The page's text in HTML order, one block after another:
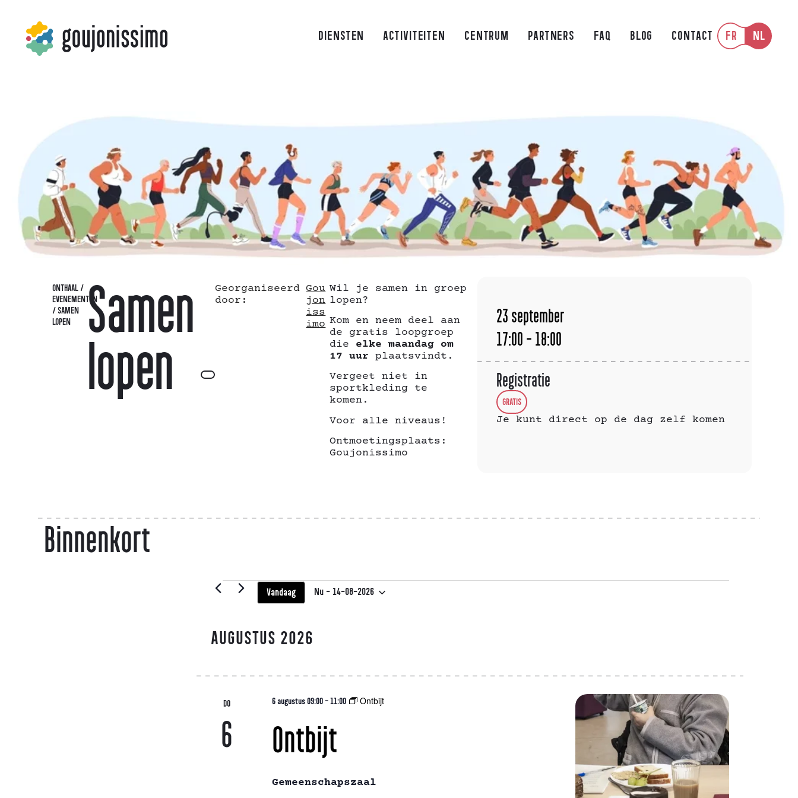
DIENSTEN ACTIVITEITEN CENTRUM PARTNERS FAQ BLOG CONTACT FR NL
ONTHAAL /
EVENEMENTEN
/SAMEN
LOPEN
Samen
lopen
Georganiseerd
door:
Gou
jon
iss
imo
Wil je samen in groep
lopen?
Kom en neem deel aan
de gratis loopgroep
die elke maandag om
17 uur plaatsvindt.
Vergeet niet in
sportkleding te
komen.
Voor alle niveaus!
Ontmoetingsplaats:
Goujonissimo
23 september
17:00 - 18:00
Registratie
GRATIS
Je kunt direct op de dag zelf komen
Binnenkort
Vandaag Nu - 14-08-2026
AUGUSTUS 2026
DO
6 Ontbijt
6 augustus 09:00-11:00 Ontbijt
Gemeenschapszaal